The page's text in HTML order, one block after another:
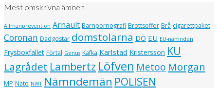
Mest omskrivna ämnen
Allmänprevention Arnault Barnpornografi Brottsoffer Brå cigarettpaket
Coronan Dadgostar domstolarna DÖ EU EU-nämnden
Frysboxfallet Förtal Genus Kafka Karlstad Kristersson KU
Lagrådet Lambertz Löfven Metoo Morgan
MP Nato NWT Nämndemän POLISEN